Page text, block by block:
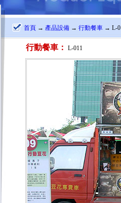
首頁 → 產品設備 → 行動餐車 → L-
行動餐車： L-011